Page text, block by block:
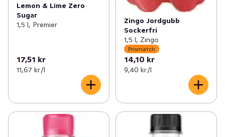
Lemon & Lime Zero
Sugar
1,5 l, Premier
17,51 kr
11,67 kr /l
Zingo Jordgubb
Sockerfri
1,5 l, Zingo
Prismatch
14,10 kr
9,40 kr /l